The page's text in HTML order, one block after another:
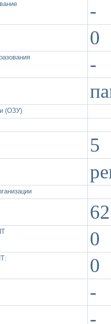
-
0
-
(ОЗУ)
5
62
0
0
-
-